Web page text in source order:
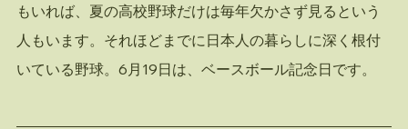
もいれば、夏の高校野球だけは毎年欠かさず見るという
人もいます。それほどまでに日本人の暮らしに深く根付
いている野球。6月19日は、ベースボール記念日です。